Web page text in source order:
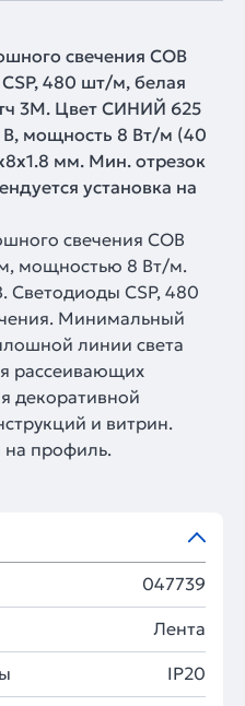
свечения COB
480 шт/м, белая
3M. Цвет СИНИЙ 625
В, мощность 8 Вт/м (40
мм. Мин. отрезок
установка на
свечения COB
мощностью 8 Вт/м.
Светодиоды CSP, 480
Минимальный
линии света
рассеивающих
декоративной
и витрин.
на профиль.
047739
Лента
IP20